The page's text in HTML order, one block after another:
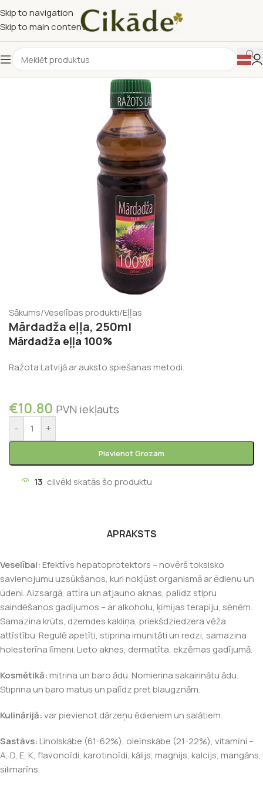
Skip to navigation
Skip to main content
Sākums/Veselības produkti/Eļļas
Mārdadža eļļa, 250ml
Mārdadža eļļa 100%
Ražota Latvijā ar auksto spiešanas metodi.
€10.80 PVN iekļauts
- +
Pievienot Grozam
13 cilvēki skatās šo produktu
APRAKSTS
Veselībai:Efektīvs hepatoprotektors – novērš toksisko
savienojumu uzsūkšanos, kuri nokļūst organismā ar ēdienu un
ūdeni. Aizsargā, attīra un atjauno aknas, palīdz stipru
saindēšanos gadījumos – ar alkoholu, ķīmijas terapiju, sēnēm.
Samazina krūts, dzemdes kakliņa, priekšdziedzera vēža
attīstību. Regulē apetīti, stiprina imunitāti un redzi, samazina
holesterīna līmeni. Lieto aknes, dermatīta, ekzēmas gadījumā.
Kosmētikā:mitrina un baro ādu. Nomierina sakairinātu ādu.
Stiprina un baro matus un palīdz pret blaugznām.
Kulinārijā:var pievienot dārzeņu ēdieniem un salātiem.
Sastāvs:Linolskābe (61-62%), oleīnskābe (21-22%), vitamīni –
A, D, E, K, flavonoīdi, karotinoīdi, kālijs, magnijs, kalcijs, mangāns,
silimarīns.